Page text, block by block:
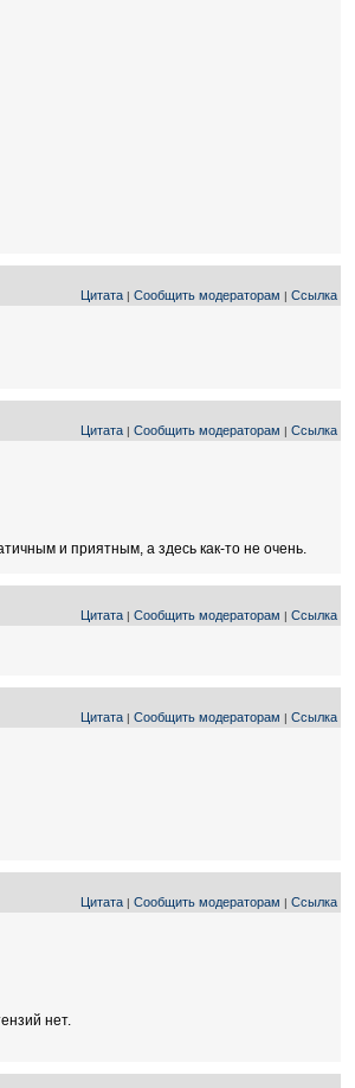
Цитата | Сообщить модераторам | Ссылка
Цитата | Сообщить модераторам | Ссылка
и приятным, а здесь как-то не очень.
Цитата | Сообщить модераторам | Ссылка
Цитата | Сообщить модераторам | Ссылка
Цитата | Сообщить модераторам | Ссылка
нет.